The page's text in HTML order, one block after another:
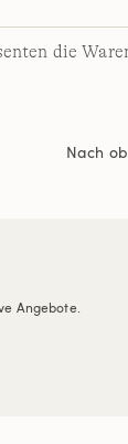
die
Nach
Angebote.